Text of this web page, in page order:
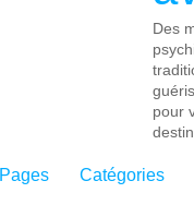
Des
pour
Pages Catégories